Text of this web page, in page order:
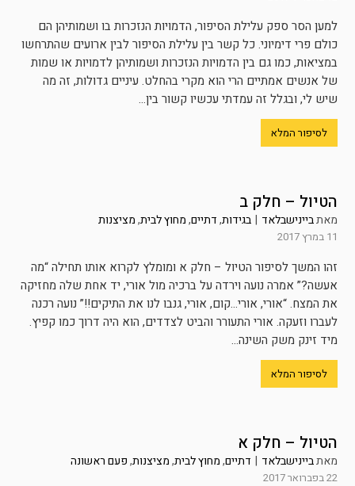
למען הסר ספק עלילת הסיפור, הדמויות הנזכרות בו ושמותיהן הם
כולם פרי דימיוני. כל קשר בין עלילת הסיפור לבין ארועים שהתרחשו
במציאות, כמו גם בין הדמויות הנזכרות ושמותיהן לדמויות או שמות
של אנשים אמתיים הרי הוא מקרי בהחלט. עיניים גדולות, זה מה
שיש לי, ובגלל זה עמדתי עכשיו קשור בין...
לסיפור המלא
הטיול – חלק ב
מאתביינישבלאד | בגידות,דתיים,מחוץ לבית,מציצנות
11 במרץ 2017
זהו המשך לסיפור הטיול – חלק א ומומלץ לקרוא אותו תחילה “מה
אעשה?” אמרה נועה וירדה על ברכיה מול אורי, יד אחת שלה מחזיקה
את המצח. “אורי, אורי…קום, אורי, גנבו לנו את התיקים!!” נועה רכנה
לעברו וזעקה. אורי התעורר והביט לצדדים, הוא היה דרוך כמו קפיץ.
מיד זינק משק השינה...
לסיפור המלא
הטיול – חלק א
מאתביינישבלאד | דתיים,מחוץ לבית,מציצנות,פעם ראשונה
22 בפברואר 2017